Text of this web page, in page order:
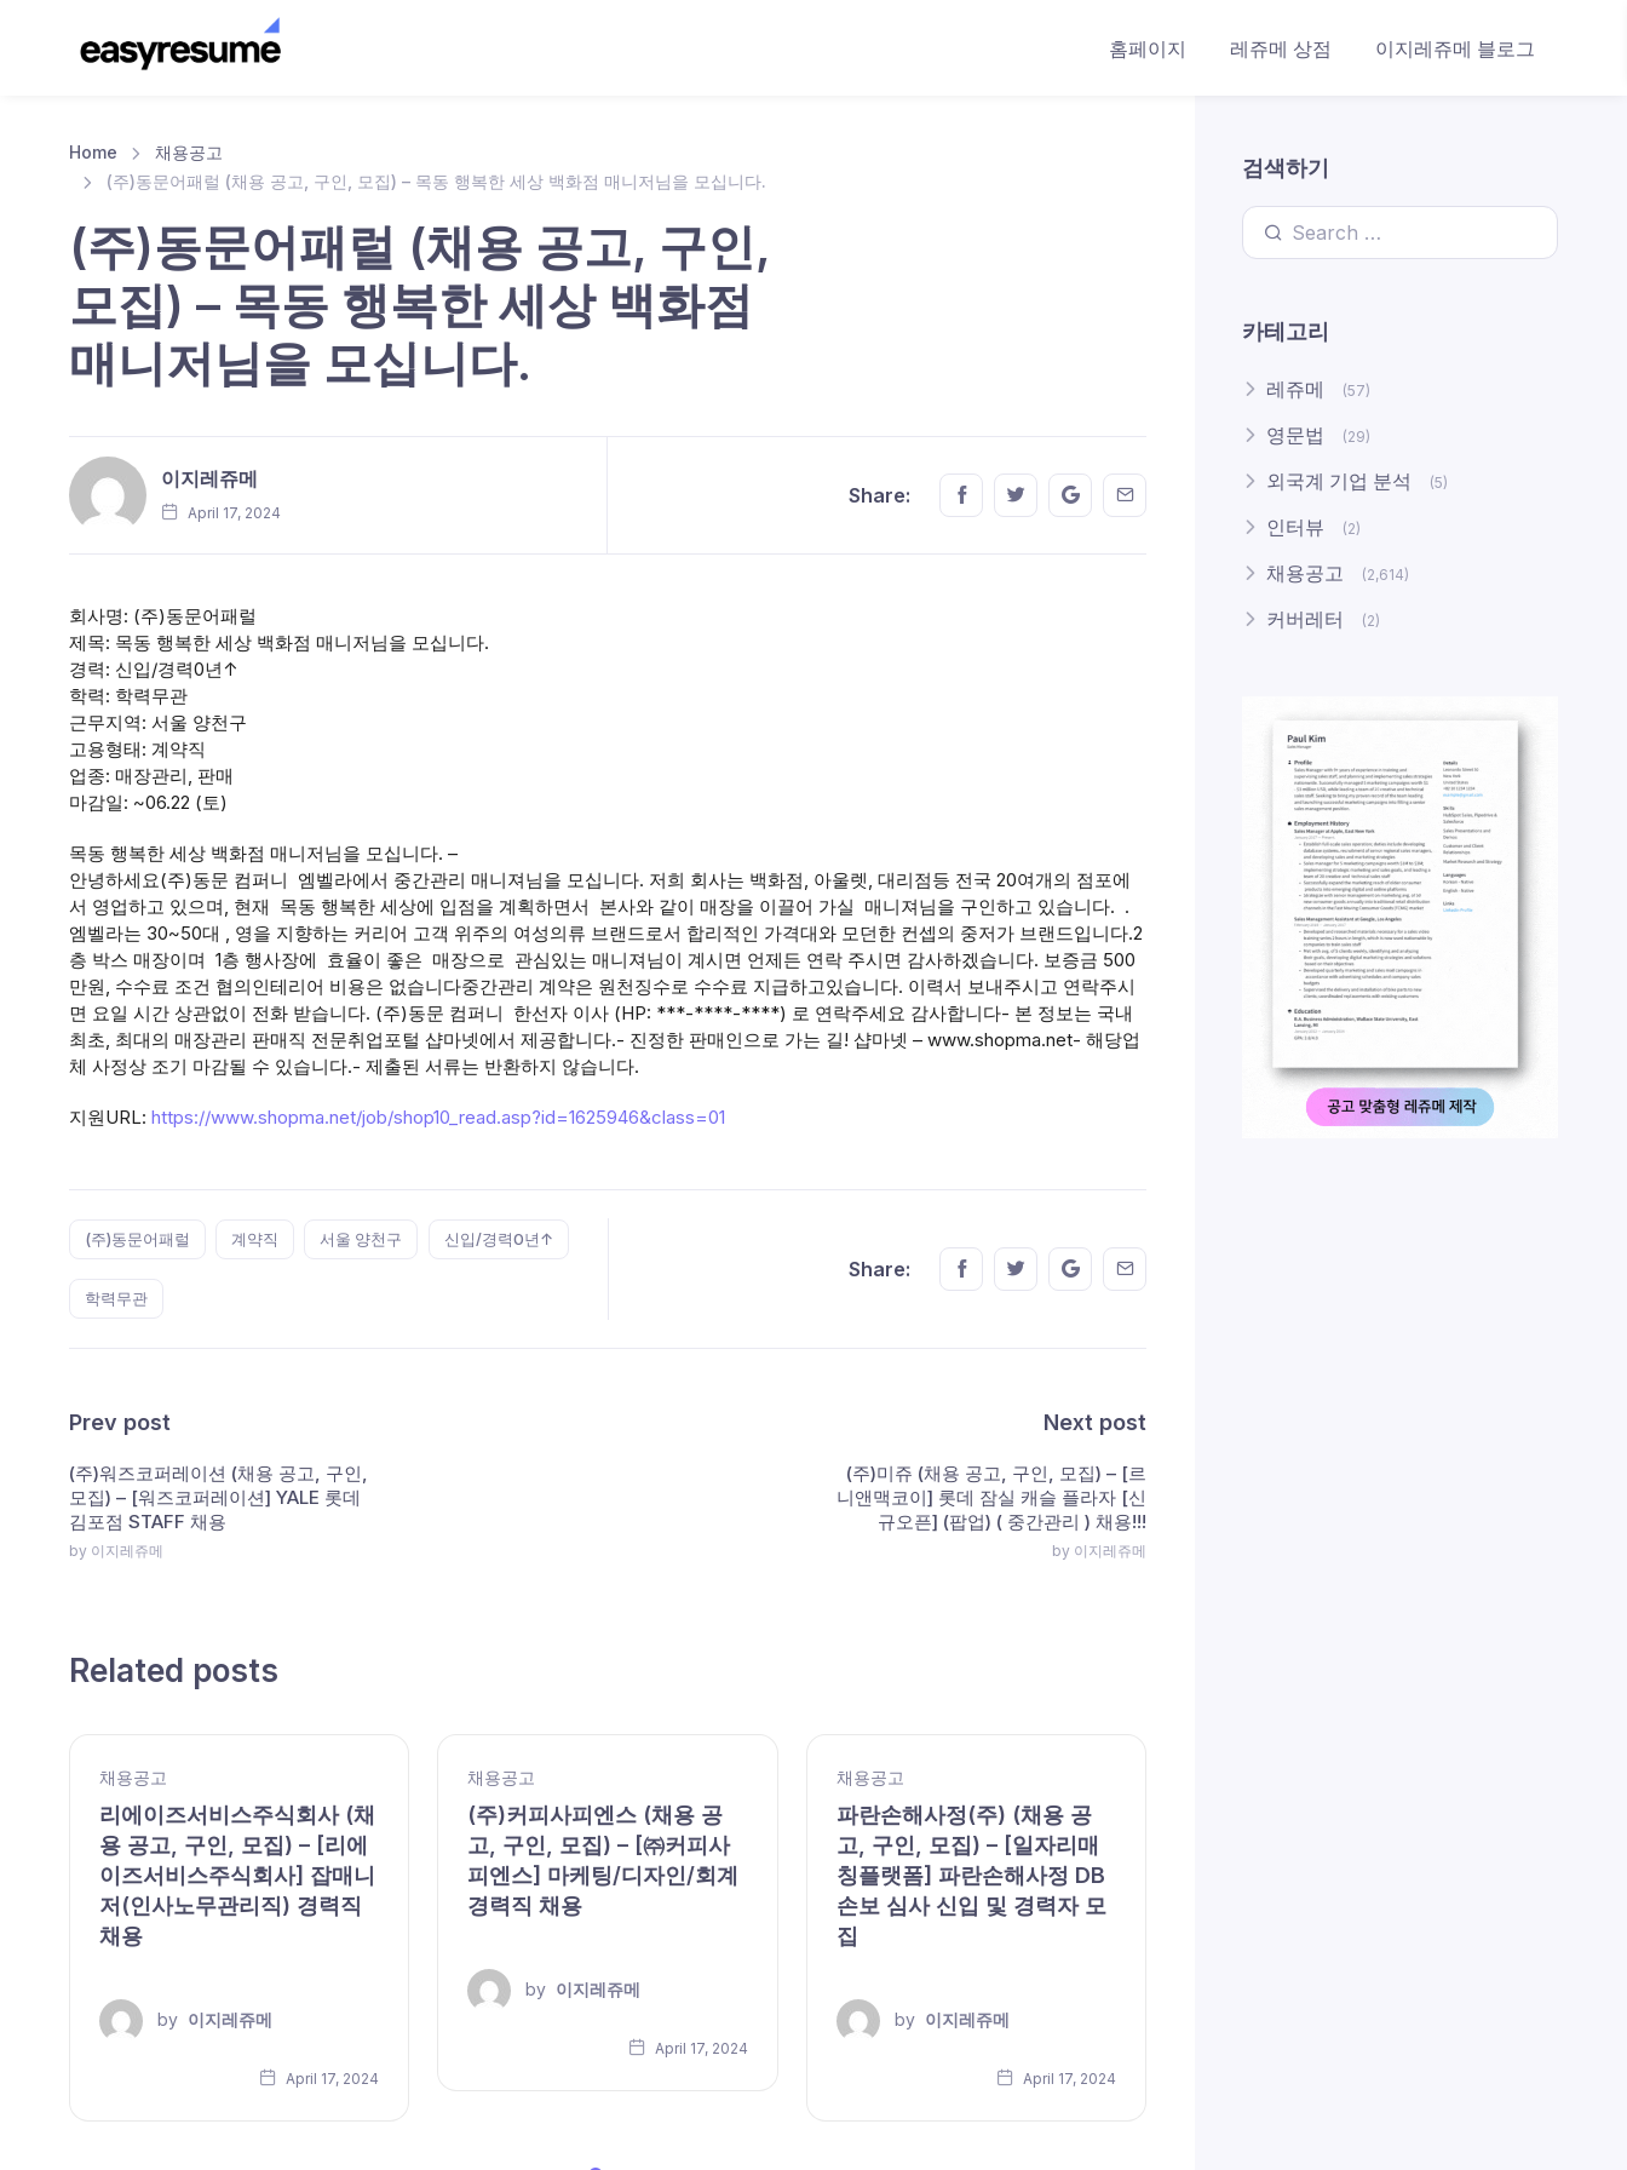
홈페이지 레쥬메 상점 이지레쥬메 블로그
Home
채용공고
(주)동문어패럴 (채용 공고, 구인, 모집) – 목동 행복한 세상 백화점 매니저님을 모십니다.
(주)동문어패럴 (채용 공고, 구인,
모집) – 목동 행복한 세상 백화점
매니저님을 모십니다.
이지레쥬메
April 17, 2024
Share: Share this on FaceBook
Share this on Twitter
Share this on GMail
Share this on EMail
회사명: (주)동문어패럴
제목: 목동 행복한 세상 백화점 매니저님을 모십니다.
경력: 신입/경력0년↑
학력: 학력무관
근무지역: 서울 양천구
고용형태: 계약직
업종: 매장관리, 판매
마감일: ~06.22 (토)
목동 행복한 세상 백화점 매니저님을 모십니다. –
안녕하세요(주)동문 컴퍼니 엠벨라에서 중간관리 매니져님을 모십니다. 저희 회사는 백화점, 아울렛, 대리점등 전국 20여개의 점포에
서 영업하고 있으며, 현재 목동 행복한 세상에 입점을 계획하면서 본사와 같이 매장을 이끌어 가실 매니져님을 구인하고 있습니다. .
엠벨라는 30~50대 , 영을 지향하는 커리어 고객 위주의 여성의류 브랜드로서 합리적인 가격대와 모던한 컨셉의 중저가 브랜드입니다.2
층 박스 매장이며 1층 행사장에 효율이 좋은 매장으로 관심있는 매니져님이 계시면 언제든 연락 주시면 감사하겠습니다. 보증금 500
만원, 수수료 조건 협의인테리어 비용은 없습니다중간관리 계약은 원천징수로 수수료 지급하고있습니다. 이력서 보내주시고 연락주시
면 요일 시간 상관없이 전화 받습니다. (주)동문 컴퍼니 한선자 이사 (HP: ***-****-****) 로 연락주세요 감사합니다- 본 정보는 국내
최초, 최대의 매장관리 판매직 전문취업포털 샵마넷에서 제공합니다.- 진정한 판매인으로 가는 길! 샵마넷 – www.shopma.net- 해당업
체 사정상 조기 마감될 수 있습니다.- 제출된 서류는 반환하지 않습니다.
지원URL: https://www.shopma.net/job/shop10_read.asp?id=1625946&class=01
(주)동문어패럴 계약직 서울 양천구 신입/경력0년↑
학력무관
Share: Share this on FaceBook
Share this on Twitter
Share this on GMail
Share this on EMail
Prev post
(주)워즈코퍼레이션 (채용 공고, 구인,
모집) – [워즈코퍼레이션] YALE 롯데
김포점 STAFF 채용
by 이지레쥬메
Next post
(주)미쥬 (채용 공고, 구인, 모집) – [르
니앤맥코이] 롯데 잠실 캐슬 플라자 [신
규오픈] (팝업) ( 중간관리 ) 채용!!!
by 이지레쥬메
Related posts
채용공고
리에이즈서비스주식회사 (채
용 공고, 구인, 모집) – [리에
이즈서비스주식회사] 잡매니
저(인사노무관리직) 경력직
채용
by 이지레쥬메
April 17, 2024
채용공고
(주)커피사피엔스 (채용 공
고, 구인, 모집) – [㈜커피사
피엔스] 마케팅/디자인/회계
경력직 채용
by 이지레쥬메
April 17, 2024
채용공고
파란손해사정(주) (채용 공
고, 구인, 모집) – [일자리매
칭플랫폼] 파란손해사정 DB
손보 심사 신입 및 경력자 모
집
by 이지레쥬메
April 17, 2024
검색하기
Search for:
카테고리
레쥬메 (57)
영문법 (29)
외국계 기업 분석 (5)
인터뷰 (2)
채용공고 (2,614)
커버레터 (2)